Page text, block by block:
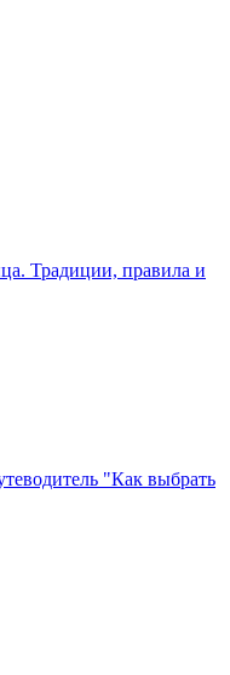
Традиции, правила и
"Как выбрать